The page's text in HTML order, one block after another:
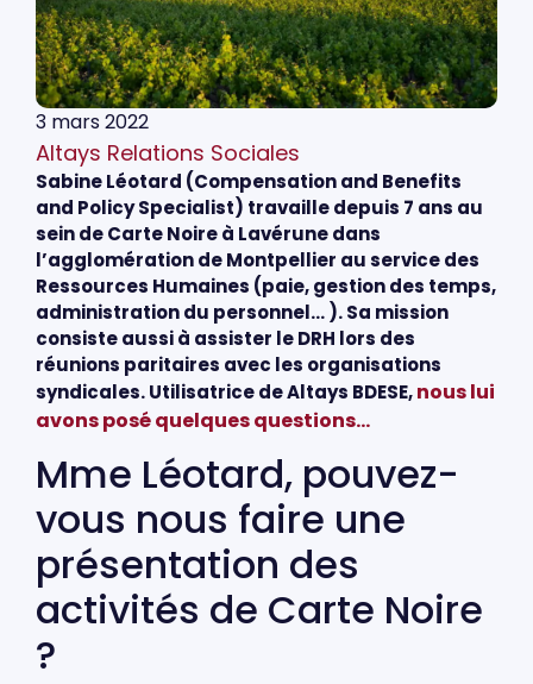
3 mars 2022
Altays Relations Sociales
Sabine Léotard (Compensation and Benefits
and Policy Specialist) travaille depuis 7 ans au
sein de Carte Noire à Lavérune dans
l’agglomération de Montpellier au service des
Ressources Humaines (paie, gestion des temps,
administration du personnel… ). Sa mission
consiste aussi à assister le DRH lors des
réunions paritaires avec les organisations
syndicales. Utilisatrice de Altays BDESE,nous lui
avons posé quelques questions…
Mme Léotard, pouvez-
vous nous faire une
présentation des
activités de Carte Noire
?